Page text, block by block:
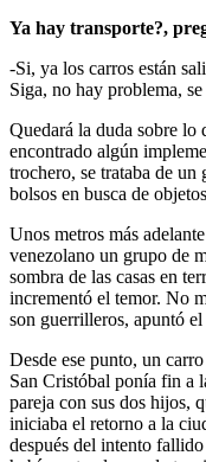
Ya hay transporte?,
-Si, ya los carros están
Siga, no hay problema,
Quedará la duda sobre lo
encontrado algún
trochero, se trataba de
bolsos en busca de
Unos metros más
venezolano un grupo de
sombra de las casas en
incrementó el temor. No
son guerrilleros, apuntó
Desde ese punto, un
San Cristóbal ponía fin a
pareja con sus dos hijos,
iniciaba el retorno a la
después del intento